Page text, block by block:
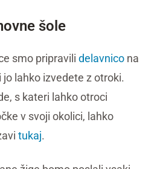
šole
smo pripravili delavnico na
lahko izvedete z otroki.
s kateri lahko otroci
v svoji okolici, lahko
tukaj.